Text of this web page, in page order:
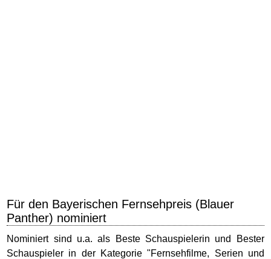
Für den Bayerischen Fernsehpreis (Blauer
Panther) nominiert
Nominiert sind u.a. als Beste Schauspielerin und Bester
Schauspieler in der Kategorie "Fernsehfilme, Serien und